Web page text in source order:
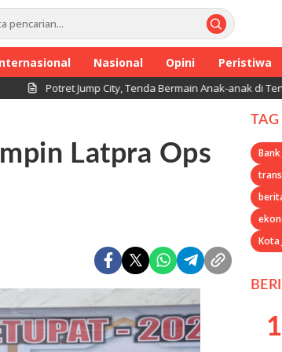
Nasional Opini Peristiwa
Potret Jump City, Tenda Bermain Anak-anak di Tengah
Latpra Ops
TAG
Kota
1